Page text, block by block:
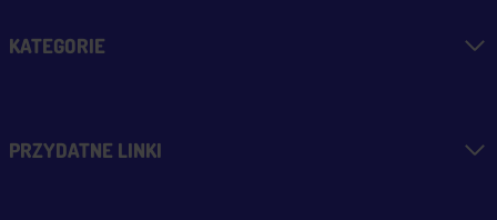
KATEGORIE
PRZYDATNE LINKI